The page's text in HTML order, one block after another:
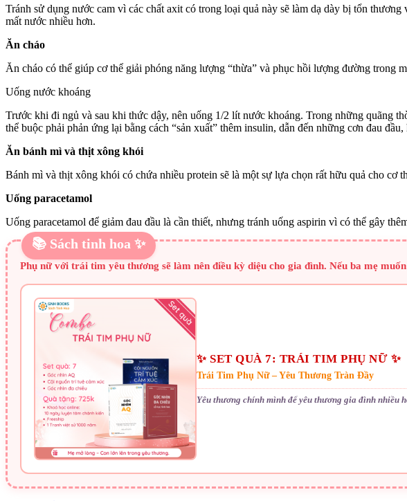
Tránh sử dụng nước cam vì các chất axit có trong loại quả này sẽ làm dạ dày bị tổn
mất nước nhiều hơn.
Ăn cháo
Ăn cháo có thể giúp cơ thể giải phóng năng lượng “thừa” và phục hồi lượng đường trong
Uống nước khoáng
Trước khi đi ngủ và sau khi thức dậy, nên uống 1/2 lít nước khoáng. Trong những quãng
thể buộc phải phản ứng lại bằng cách “sản xuất” thêm insulin, dẫn đến những cơn đau
Ăn bánh mì và thịt xông khói
Bánh mì và thịt xông khói có chứa nhiều protein sẽ là một sự lựa chọn rất hữu quả cho cơ
Uống paracetamol
Uống paracetamol để giảm đau đầu là cần thiết, nhưng tránh uống aspirin vì có thể gây
📚 Sách tinh hoa ✨
Phụ nữ với trái tim yêu thương sẽ làm nên điều kỳ diệu cho gia đình. Nếu ba mẹ
✨ SET QUÀ 7: TRÁI TIM PHỤ NỮ ✨
Trái Tim Phụ Nữ – Yêu Thương Tràn Đầy
Yêu thương chính mình để yêu thương gia đình nhiều